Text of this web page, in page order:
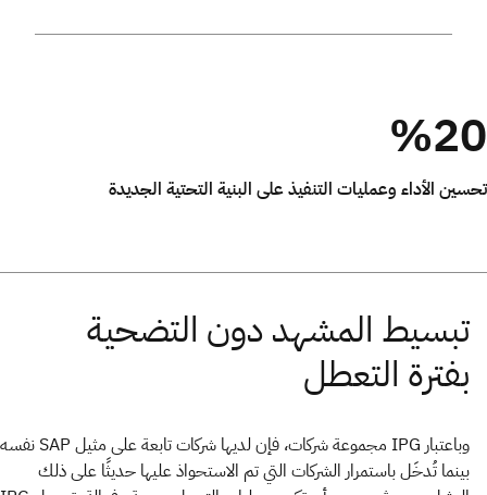
%20
تحسين الأداء وعمليات التنفيذ على البنية التحتية الجديدة
وباعتبار IPG مجموعة شركات، فإن لديها شركات تابعة على مثيل SAP نفسه
بينما تُدخَل باستمرار الشركات التي تم الاستحواذ عليها حديثًا على ذلك